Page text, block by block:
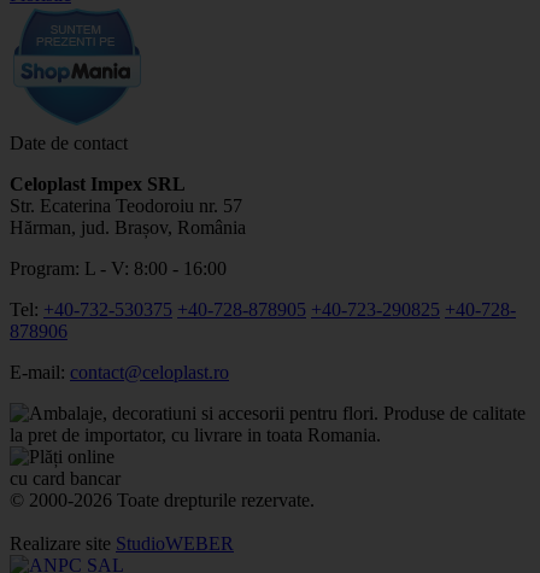
Date de contact
Celoplast Impex SRL
Str. Ecaterina Teodoroiu nr. 57
Hărman, jud. Brașov, România
Program: L - V: 8:00 - 16:00
Tel: +40-732-530375 +40-728-878905 +40-723-290825 +40-728-
878906
E-mail: contact@celoplast.ro
© 2000-2026 Toate drepturile rezervate.
Realizare site StudioWEBER